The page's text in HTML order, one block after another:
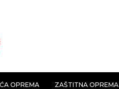
OPREMA ZAŠTITNA OPREMA